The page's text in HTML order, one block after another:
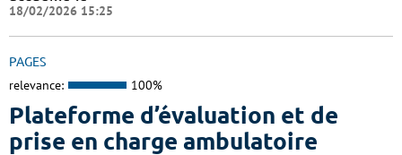
18/02/2026 15:25
PAGES
relevance: 100%
Plateforme d’évaluation et de
prise en charge ambulatoire